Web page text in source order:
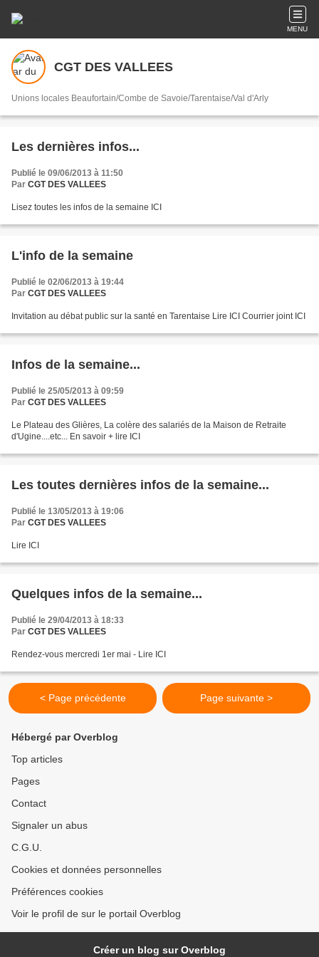
MENU
CGT DES VALLEES
Unions locales Beaufortain/Combe de Savoie/Tarentaise/Val d'Arly
Les dernières infos...
Publié le 09/06/2013 à 11:50
Par CGT DES VALLEES
Lisez toutes les infos de la semaine ICI
L'info de la semaine
Publié le 02/06/2013 à 19:44
Par CGT DES VALLEES
Invitation au débat public sur la santé en Tarentaise Lire ICI Courrier joint ICI
Infos de la semaine...
Publié le 25/05/2013 à 09:59
Par CGT DES VALLEES
Le Plateau des Glières, La colère des salariés de la Maison de Retraite
d'Ugine....etc... En savoir + lire ICI
Les toutes dernières infos de la semaine...
Publié le 13/05/2013 à 19:06
Par CGT DES VALLEES
Lire ICI
Quelques infos de la semaine...
Publié le 29/04/2013 à 18:33
Par CGT DES VALLEES
Rendez-vous mercredi 1er mai - Lire ICI
< Page précédente Page suivante >
Hébergé par Overblog
Top articles
Pages
Contact
Signaler un abus
C.G.U.
Cookies et données personnelles
Préférences cookies
Voir le profil de sur le portail Overblog
Créer un blog sur Overblog